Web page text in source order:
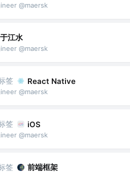
@maersk
于江水
@maersk
签 React Native
@maersk
签 iOS
@maersk
签 前端框架